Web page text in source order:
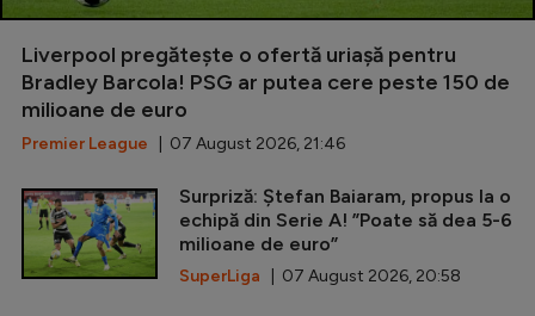
Liverpool pregătește o ofertă uriașă pentru
Bradley Barcola! PSG ar putea cere peste 150 de
milioane de euro
Premier League | 07 August 2026, 21:46
Surpriză: Ștefan Baiaram, propus la o
echipă din Serie A! ”Poate să dea 5-6
milioane de euro”
SuperLiga | 07 August 2026, 20:58